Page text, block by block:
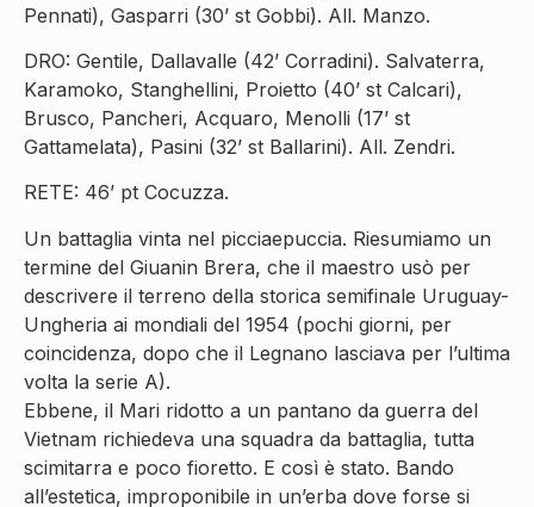
Pennati), Gasparri (30’ st Gobbi). All. Manzo.
DRO: Gentile, Dallavalle (42’ Corradini). Salvaterra,
Karamoko, Stanghellini, Proietto (40’ st Calcari),
Brusco, Pancheri, Acquaro, Menolli (17’ st
Gattamelata), Pasini (32’ st Ballarini). All. Zendri.
RETE: 46’ pt Cocuzza.
Un battaglia vinta nel picciaepuccia. Riesumiamo un
termine del Giuanin Brera, che il maestro usò per
descrivere il terreno della storica semifinale Uruguay-
Ungheria ai mondiali del 1954 (pochi giorni, per
coincidenza, dopo che il Legnano lasciava per l’ultima
volta la serie A).
Ebbene, il Mari ridotto a un pantano da guerra del
Vietnam richiedeva una squadra da battaglia, tutta
scimitarra e poco fioretto. E così è stato. Bando
all’estetica, improponibile in un’erba dove forse si